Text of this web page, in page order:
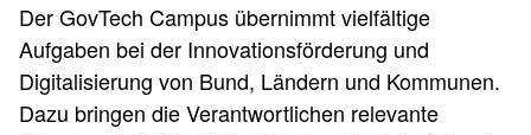
Der GovTech Campus übernimmt vielfältige
Aufgaben bei der Innovationsförderung und
Digitalisierung von Bund, Ländern und Kommunen.
Dazu bringen die Verantwortlichen relevante